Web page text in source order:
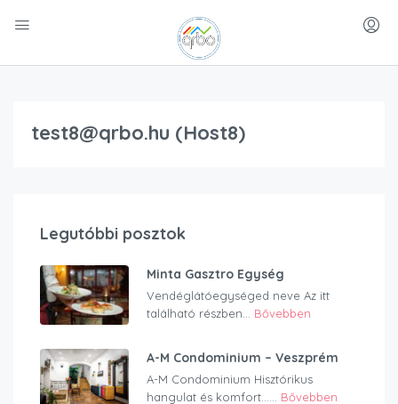
test8@qrbo.hu (Host8)
Legutóbbi posztok
Minta Gasztro Egység
Vendéglátóegységed neve Az itt
található részben... Bővebben
A-M Condominium – Veszprém
A-M Condominium Hisztórikus
hangulat és komfort…... Bővebben